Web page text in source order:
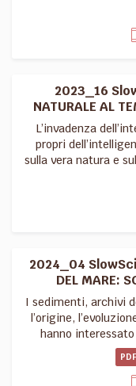
2023_16
NATURALE AL
L’invadenza
propri
sulla vera natura e
2024_04
DEL MARE:
I sedimenti, archivi
l’origine,
hanno
PDF